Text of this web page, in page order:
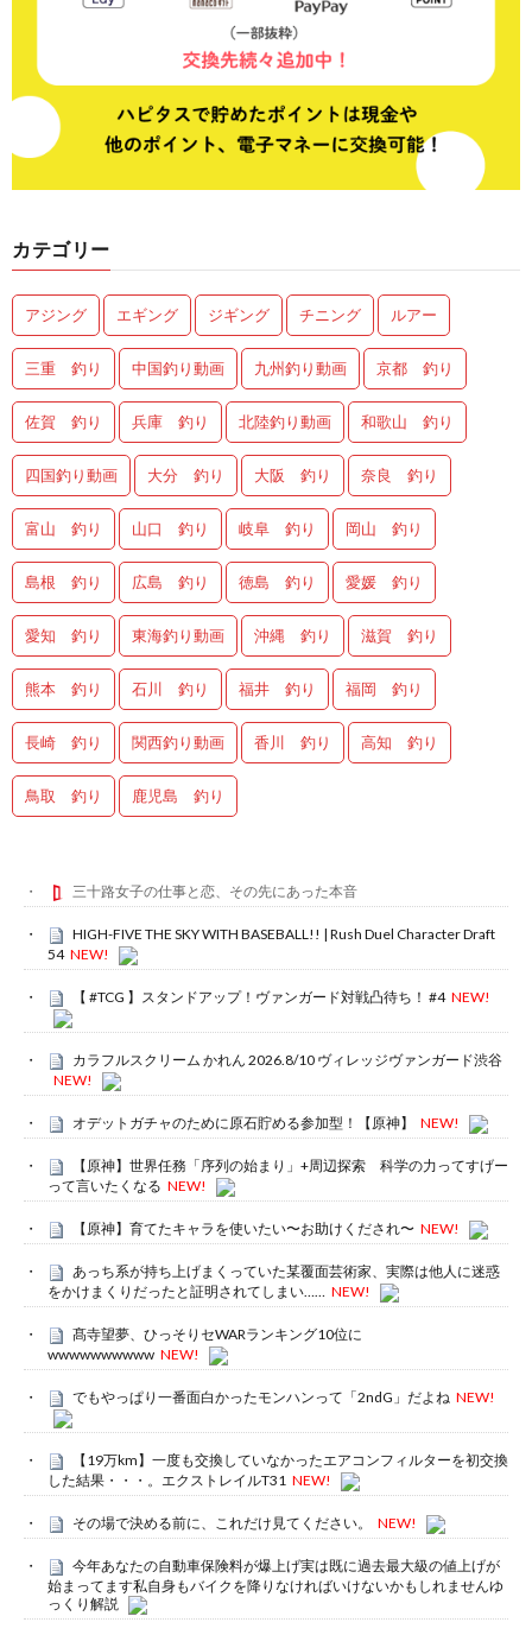
カテゴリー
アジング エギング ジギング チニング ルアー
三重 釣り 中国釣り動画 九州釣り動画 京都 釣り
佐賀 釣り 兵庫 釣り 北陸釣り動画 和歌山 釣り
四国釣り動画 大分 釣り 大阪 釣り 奈良 釣り
富山 釣り 山口 釣り 岐阜 釣り 岡山 釣り
島根 釣り 広島 釣り 徳島 釣り 愛媛 釣り
愛知 釣り 東海釣り動画 沖縄 釣り 滋賀 釣り
熊本 釣り 石川 釣り 福井 釣り 福岡 釣り
長崎 釣り 関西釣り動画 香川 釣り 高知 釣り
鳥取 釣り 鹿児島 釣り
三十路女子の仕事と恋、その先にあった本音
HIGH-FIVE THE SKY WITH BASEBALL!! | Rush Duel Character Draft
54 NEW!
【 #TCG 】スタンドアップ！ヴァンガード対戦凸待ち！ #4 NEW!
カラフルスクリーム かれん 2026.8/10 ヴィレッジヴァンガード渋谷
NEW!
オデットガチャのために原石貯める参加型！【原神】 NEW!
【原神】世界任務「序列の始まり」+周辺探索 科学の力ってすげー
って言いたくなる NEW!
【原神】育てたキャラを使いたい〜お助けくだされ〜 NEW!
あっち系が持ち上げまくっていた某覆面芸術家、実際は他人に迷惑
をかけまくりだったと証明されてしまい……
NEW!
髙寺望夢、ひっそりセWARランキング10位に
wwwwwwwwww NEW!
でもやっぱり一番面白かったモンハンって「2ndG」だよね NEW!
【19万km】一度も交換していなかったエアコンフィルターを初交換
した結果・・・。エクストレイルT31 NEW!
その場で決める前に、これだけ見てください。 NEW!
今年あなたの自動車保険料が爆上げ実は既に過去最大級の値上げが
始まってます私自身もバイクを降りなければいけないかもしれませんゆ
っくり解説